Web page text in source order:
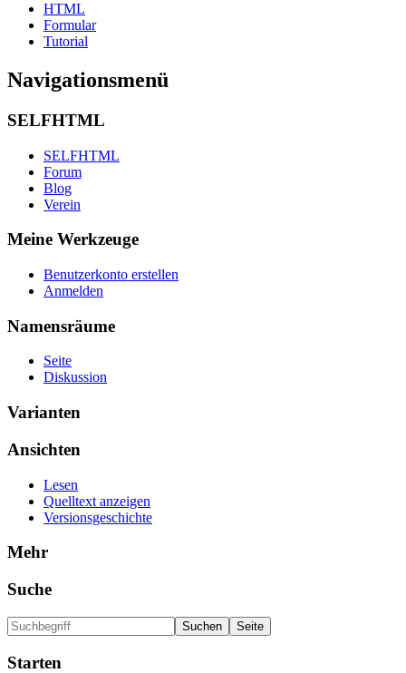
HTML
Formular
Tutorial
Navigationsmenü
SELFHTML
SELFHTML
Forum
Blog
Verein
Meine Werkzeuge
Benutzerkonto erstellen
Anmelden
Namensräume
Seite
Diskussion
Varianten
Ansichten
Lesen
Quelltext anzeigen
Versionsgeschichte
Mehr
Suche
Starten